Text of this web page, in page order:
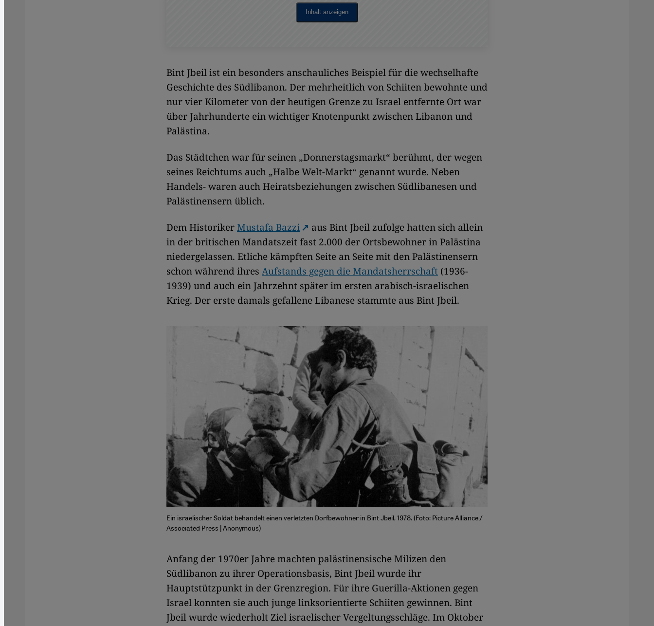
Inhalt anzeigen
Bint Jbeil ist ein besonders anschauliches Beispiel für die wechselhafte
Geschichte des Südlibanon. Der mehrheitlich von Schiiten bewohnte und
nur vier Kilometer von der heutigen Grenze zu Israel entfernte Ort war
über Jahrhunderte ein wichtiger Knotenpunkt zwischen Libanon und
Palästina.
Das Städtchen war für seinen „Donnerstagsmarkt“ berühmt, der wegen
seines Reichtums auch „Halbe Welt-Markt“ genannt wurde. Neben
Handels- waren auch Heiratsbeziehungen zwischen Südlibanesen und
Palästinensern üblich.
Dem HistorikerMustafa Bazzi
aus Bint Jbeil zufolge hatten sich allein
in der britischen Mandatszeit fast 2.000 der Ortsbewohner in Palästina
niedergelassen. Etliche kämpften Seite an Seite mit den Palästinensern
schon während ihres Aufstands gegen die Mandatsherrschaft (1936-
1939) und auch ein Jahrzehnt später im ersten arabisch-israelischen
Krieg. Der erste damals gefallene Libanese stammte aus Bint Jbeil.
Ein israelischer Soldat behandelt einen verletzten Dorfbewohner in Bint Jbeil, 1978. (Foto: Picture Alliance /
Associated Press | Anonymous)
Anfang der 1970er Jahre machten palästinensische Milizen den
Südlibanon zu ihrer Operationsbasis, Bint Jbeil wurde ihr
Hauptstützpunkt in der Grenzregion. Für ihre Guerilla-Aktionen gegen
Israel konnten sie auch junge linksorientierte Schiiten gewinnen. Bint
Jbeil wurde wiederholt Ziel israelischer Vergeltungsschläge. Im Oktober